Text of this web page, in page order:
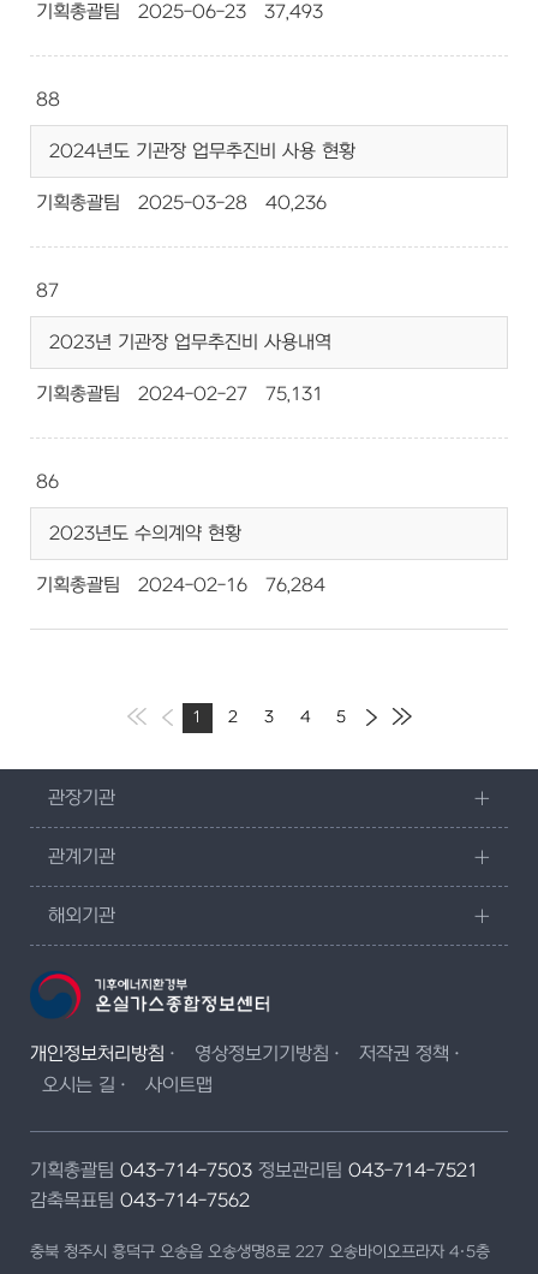
기획총괄팀 2025-06-23 37,493
88
2024년도 기관장 업무추진비 사용 현황
기획총괄팀 2025-03-28 40,236
87
2023년 기관장 업무추진비 사용내역
기획총괄팀 2024-02-27 75,131
86
2023년도 수의계약 현황
기획총괄팀 2024-02-16 76,284
1 2 3 4 5
관장기관
관계기관
해외기관
개인정보처리방침 영상정보기기방침
저작권 정책
오시는 길
사이트맵
기획총괄팀 043-714-7503 정보관리팀 043-714-7521
감축목표팀 043-714-7562
충북 청주시 흥덕구 오송읍 오송생명8로 227 오송바이오프라자 4·5층